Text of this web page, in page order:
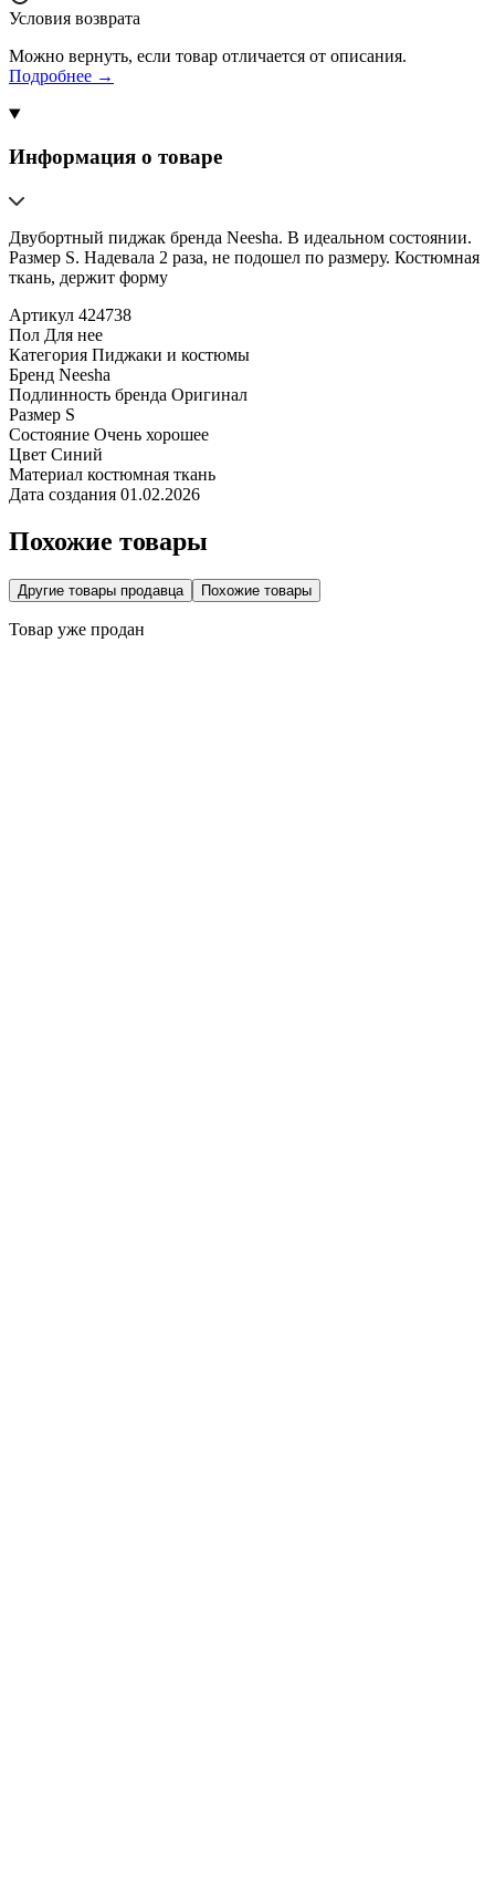
Условия возврата
Можно вернуть, если товар отличается от описания.
Подробнее →
Информация о товаре
Двубортный пиджак бренда Neesha. В идеальном состоянии.
Размер S. Надевала 2 раза, не подошел по размеру. Костюмная
ткань, держит форму
Артикул 424738
Пол Для нее
Категория Пиджаки и костюмы
Бренд Neesha
Подлинность бренда Оригинал
Размер S
Состояние Очень хорошее
Цвет Синий
Материал костюмная ткань
Дата создания 01.02.2026
Похожие товары
Другие товары продавца Похожие товары
Товар уже продан